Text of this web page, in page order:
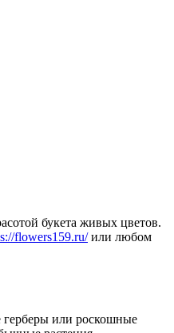
букета живых цветов.
flowers159.ru/или любом
герберы или роскошные